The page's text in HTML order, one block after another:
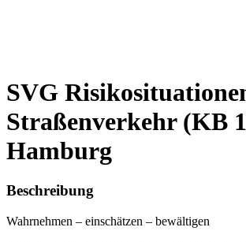
SVG
Straßenverkehr (KB
Hamburg
Beschreibung
Wahrnehmen – einschätzen – bewältigen